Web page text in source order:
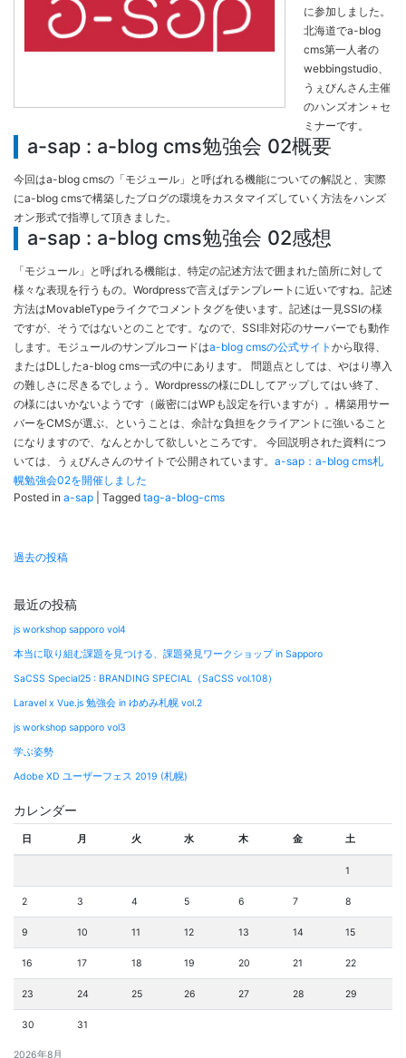
に参加しました。
北海道でa-blog
cms第一人者の
webbingstudio、
うぇびんさん主催
のハンズオン＋セ
ミナーです。
a-sap : a-blog cms勉強会 02概要
今回はa-blog cmsの「モジュール」と呼ばれる機能についての解説と、実際
にa-blog cmsで構築したブログの環境をカスタマイズしていく方法をハンズ
オン形式で指導して頂きました。
a-sap : a-blog cms勉強会 02感想
「モジュール」と呼ばれる機能は、特定の記述方法で囲まれた箇所に対して
様々な表現を行うもの。Wordpressで言えばテンプレートに近いですね。記述
方法はMovableTypeライクでコメントタグを使います。記述は一見SSIの様
ですが、そうではないとのことです。なので、SSI非対応のサーバーでも動作
します。モジュールのサンプルコードはa-blog cmsの公式サイト から取得、
またはDLしたa-blog cms一式の中にあります。 問題点としては、やはり導入
の難しさに尽きるでしょう。Wordpressの様にDLしてアップしてはい終了、
の様にはいかないようです（厳密にはWPも設定を行いますが）。構築用サー
バーをCMSが選ぶ、ということは、余計な負担をクライアントに強いること
になりますので、なんとかして欲しいところです。 今回説明された資料につ
いては、うぇびんさんのサイトで公開されています。 a-sap：a-blog cms札
幌勉強会02を開催しました
Posted in a-sap Tagged tag-a-blog-cms
投
ナ
ビ
ゲ
ー
シ
ョ
ン
過去の投稿
最近の投稿
js workshop sapporo vol4
本当に取り組む課題を見つける、課題発見ワークショップ in Sapporo
SaCSS Special25 : BRANDING SPECIAL（SaCSS vol.108）
Laravel x Vue.js 勉強会 in ゆめみ札幌 vol.2
js workshop sapporo vol3
学ぶ姿勢
Adobe XD ユーザーフェス 2019 (札幌)
カレンダー
2026年8月
日 月 火 水 木 金 土
1
2 3 4 5 6 7 8
9 10 11 12 13 14 15
16 17 18 19 20 21 22
23 24 25 26 27 28 29
30 31